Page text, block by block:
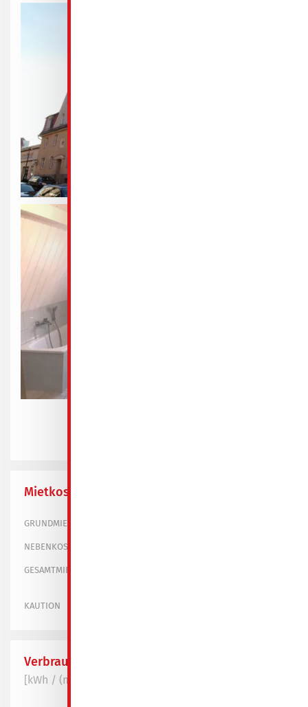
Mietkosten
GRUNDMIETE
NEBENKOSTEN
GESAMTMIETE
KAUTION
Verbrauchswert
[kWh / (m² * a)]